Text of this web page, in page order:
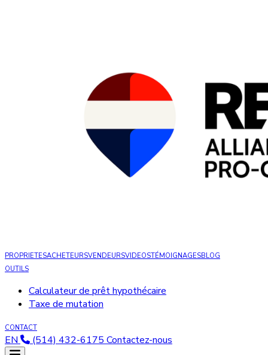
PROPRIETESACHETEURSVENDEURSVIDEOSTÉMOIGNAGESBLOG
OUTILS
Calculateur de prêt hypothécaire
Taxe de mutation
CONTACT
EN (514) 432-6175 Contactez-nous